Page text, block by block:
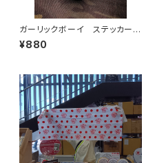
ガーリックボーイ ステッカーシ
ール
¥880